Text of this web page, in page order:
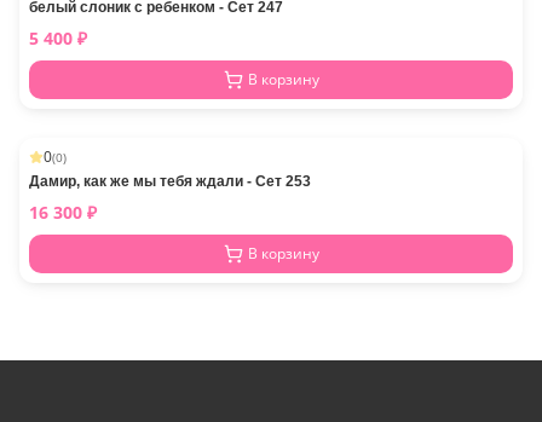
белый слоник с ребенком - Сет 247
5 400 ₽
В корзину
0(0)
Дамир, как же мы тебя ждали - Сет 253
16 300 ₽
В корзину